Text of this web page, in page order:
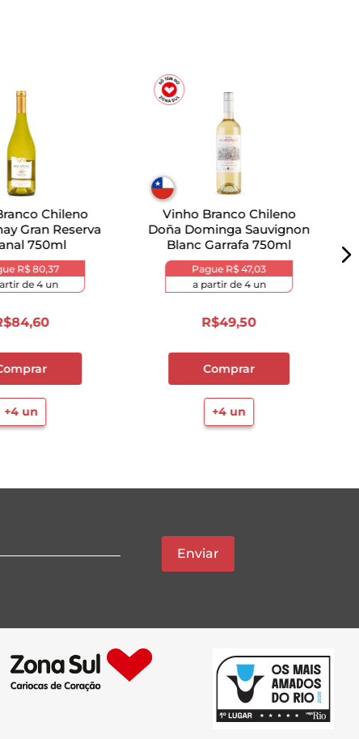
Chileno
Gran Reserva
750ml
R$ 80,37
de4un
84,60
+4un
Vinho Branco Chileno
Doña Dominga Sauvignon
Blanc Garrafa 750ml
Pague R$ 47,03
a partir de4un
R$49,50
Comprar
+4un
Enviar